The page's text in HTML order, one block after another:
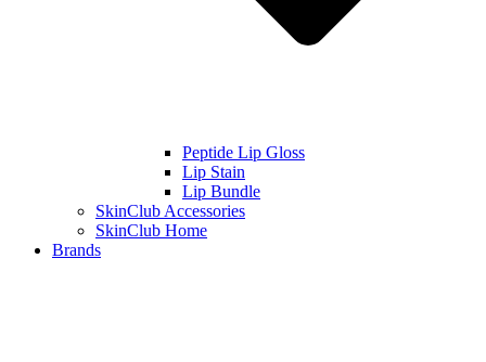
Peptide Lip Gloss
Lip Stain
Lip Bundle
SkinClub Accessories
SkinClub Home
Brands